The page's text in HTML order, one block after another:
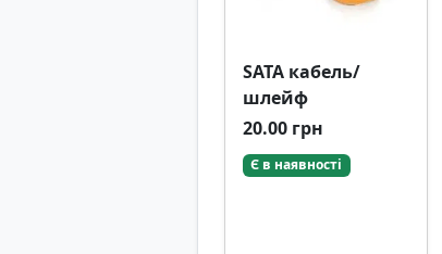
SATA кабель/
шлейф
20.00 грн
Є в наявності